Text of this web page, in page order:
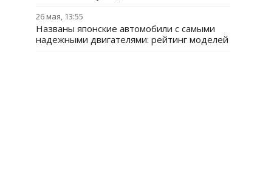
26 мая, 13:55
Названы японские автомобили с самыми
надежными двигателями: рейтинг моделей